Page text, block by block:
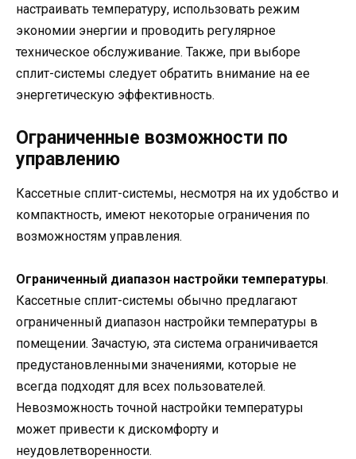
настраивать температуру, использовать режим
экономии энергии и проводить регулярное
техническое обслуживание. Также, при выборе
сплит-системы следует обратить внимание на ее
энергетическую эффективность.
Ограниченные возможности по
управлению
Кассетные сплит-системы, несмотря на их удобство и
компактность, имеют некоторые ограничения по
возможностям управления.
Ограниченный диапазон настройки температуры.
Кассетные сплит-системы обычно предлагают
ограниченный диапазон настройки температуры в
помещении. Зачастую, эта система ограничивается
предустановленными значениями, которые не
всегда подходят для всех пользователей.
Невозможность точной настройки температуры
может привести к дискомфорту и
неудовлетворенности.